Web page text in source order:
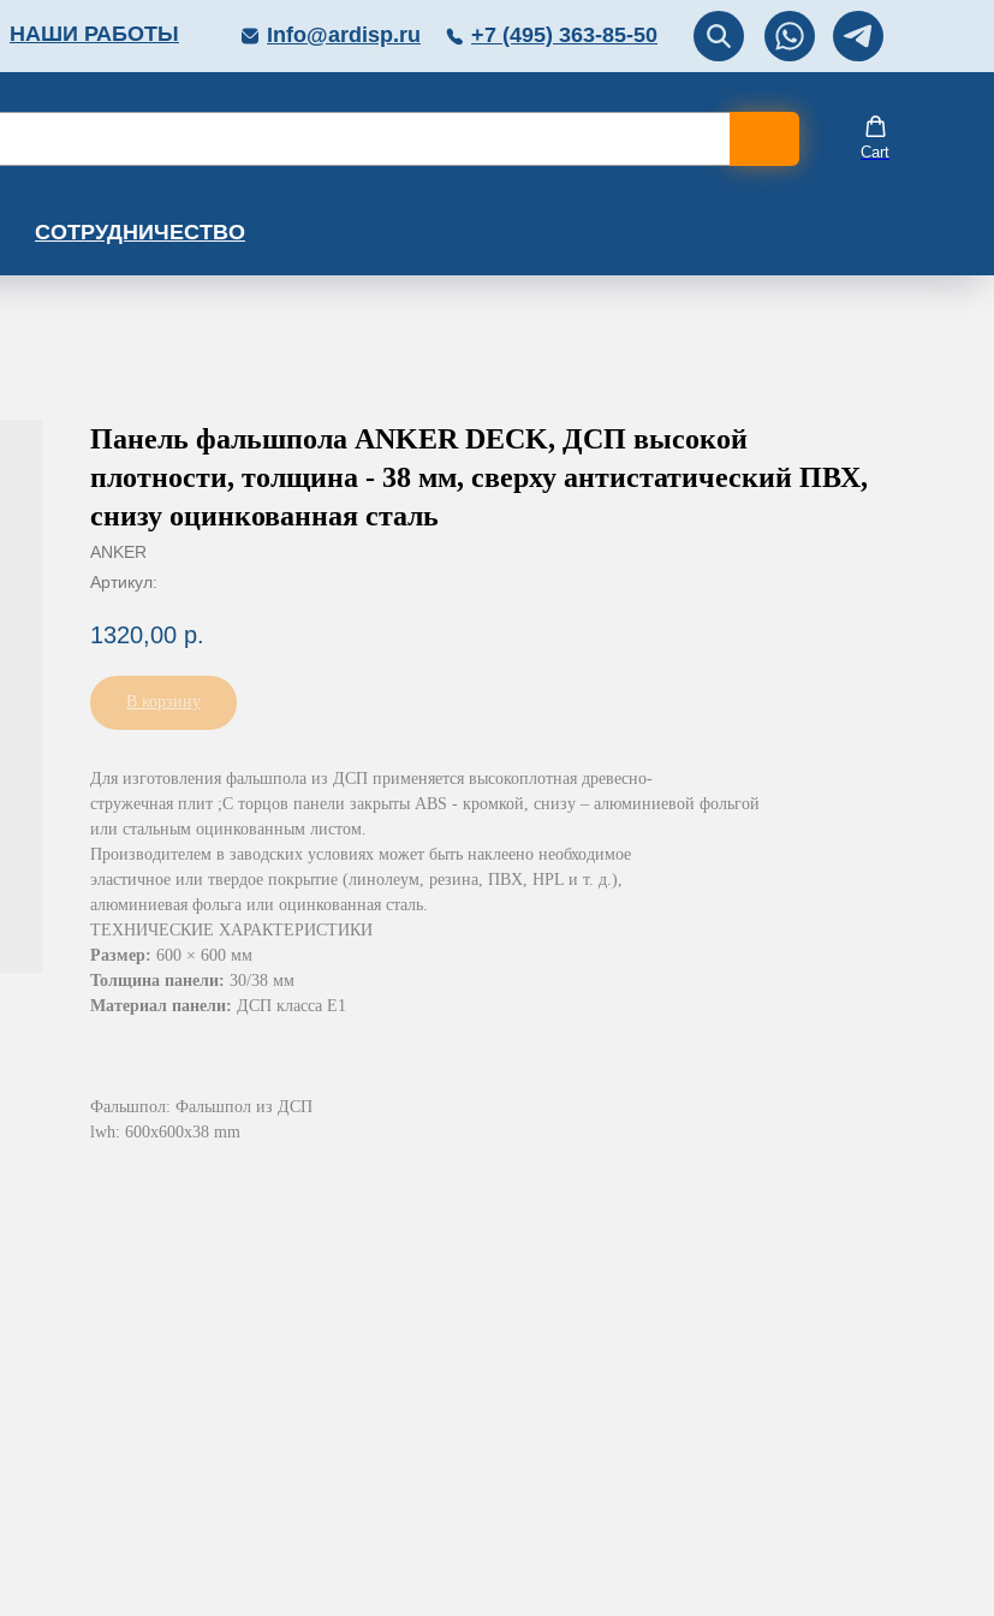
Перезвоните мне!
НАШИ РАБОТЫ +7 (495) 363-85-50
Info@ardisp.ru
Cart
СОТРУДНИЧЕСТВО
Панель фальшпола ANKER DECK, ДСП высокой
плотности, толщина - 38 мм, cверху антистатический ПВХ,
снизу оцинкованная сталь
ANKER
Артикул:
1320,00 р.
В корзину
Для изготовления фальшпола из ДСП применяется высокоплотная древесно-
стружечная плит ;С торцов панели закрыты ABS - кромкой, снизу – алюминиевой фольгой
или стальным оцинкованным листом.
Производителем в заводских условиях может быть наклеено необходимое
эластичное или твердое покрытие (линолеум, резина, ПВХ, HPL и т. д.),
алюминиевая фольга или оцинкованная сталь.
ТЕХНИЧЕСКИЕ ХАРАКТЕРИСТИКИ
Размер: 600 × 600 мм
Толщина панели: 30/38 мм
Материал панели: ДСП класса E1
Фальшпол: Фальшпол из ДСП
lwh: 600x600x38 mm